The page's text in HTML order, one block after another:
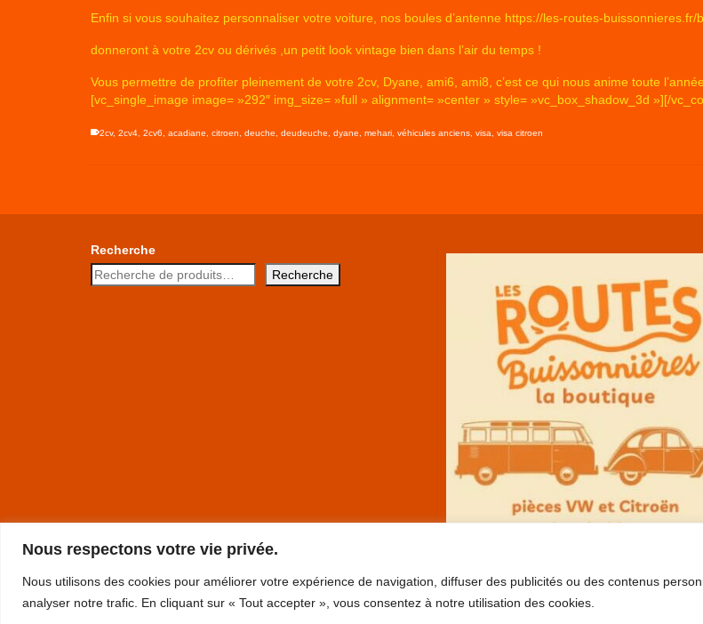
Nous respectons votre vie privée.
Nous utilisons des cookies pour améliorer votre expérience de navigation, diffuser des publicités ou des contenus
analyser notre trafic. En cliquant sur « Tout accepter », vous consentez à notre utilisation des cookies.
Enfin si vous souhaitez personnaliser votre voiture, nos boules d’antenne https://les-routes-
donneront à votre 2cv ou dérivés ,un petit look vintage bien dans l’air du temps !
Vous permettre de profiter pleinement de votre 2cv, Dyane, ami6, ami8, c’est ce qui nous anime toute
[vc_single_image image= »292″ img_size= »full » alignment= »center » style= »vc_box_shadow_3d »][/
2cv, 2cv4, 2cv6, acadiane, citroen, deuche, deudeuche, dyane, mehari, véhicules anciens, visa, visa citroen
Recherche
Recherche
© 2026 La boutique LRB